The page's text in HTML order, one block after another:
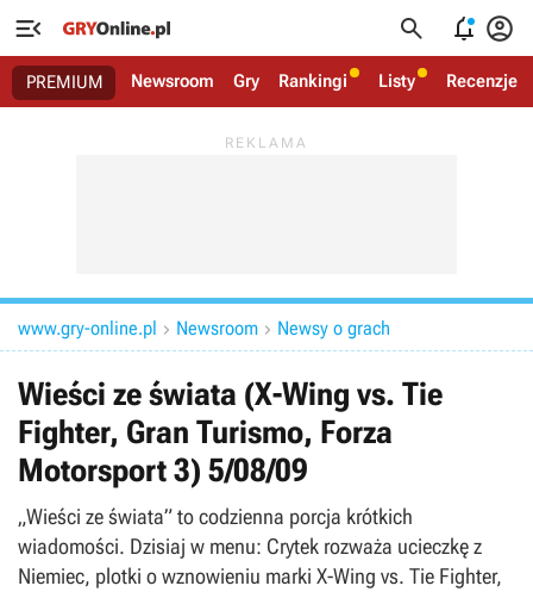
   
PREMIUM Newsroom Gry Rankingi Listy Recenzje
www.gry-online.pl  Newsroom  Newsy o grach
Wieści ze świata (X-Wing vs. Tie
Fighter, Gran Turismo, Forza
Motorsport 3) 5/08/09
„Wieści ze świata” to codzienna porcja krótkich
wiadomości. Dzisiaj w menu: Crytek rozważa ucieczkę z
Niemiec, plotki o wznowieniu marki X-Wing vs. Tie Fighter,